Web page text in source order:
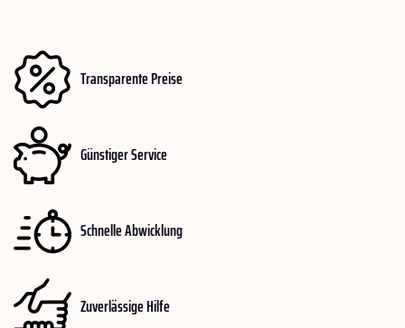
Transparente Preise
Günstiger Service
Schnelle Abwicklung
Zuverlässige Hilfe